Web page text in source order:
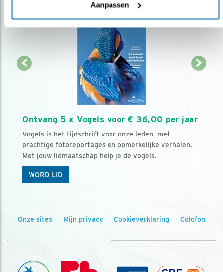
Aanpassen
Ontvang 5 x Vogels voor € 36,00 per jaar
Vogels is het tijdschrift voor onze leden, met
prachtige fotoreportages en opmerkelijke verhalen.
Met jouw lidmaatschap help je de vogels.
WORD LID
Onze sites Mijn privacy Cookieverklaring Colofon